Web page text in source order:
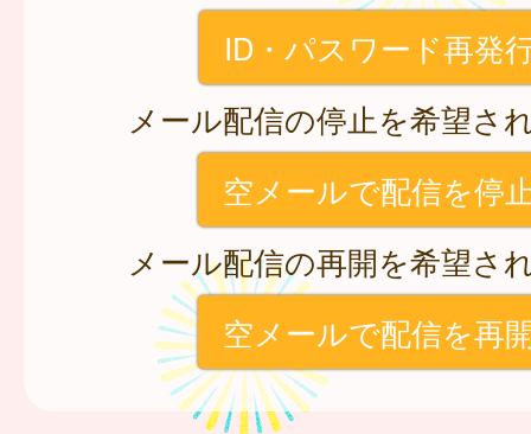
ID・パスワード再発
メール配信の停止を希望さ
空メールで配信を停
メール配信の再開を希望さ
空メールで配信を再